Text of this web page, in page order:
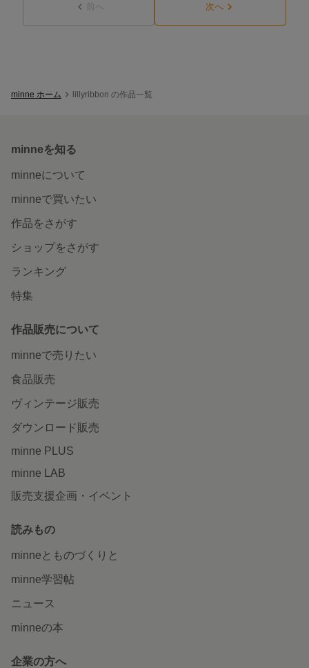
前へ 次へ
minne ホーム lillyribbon の作品一覧
minneを知る
minneについて
minneで買いたい
作品をさがす
ショップをさがす
ランキング
特集
作品販売について
minneで売りたい
食品販売
ヴィンテージ販売
ダウンロード販売
minne PLUS
minne LAB
販売支援企画・イベント
読みもの
minneとものづくりと
minne学習帖
ニュース
minneの本
企業の方へ